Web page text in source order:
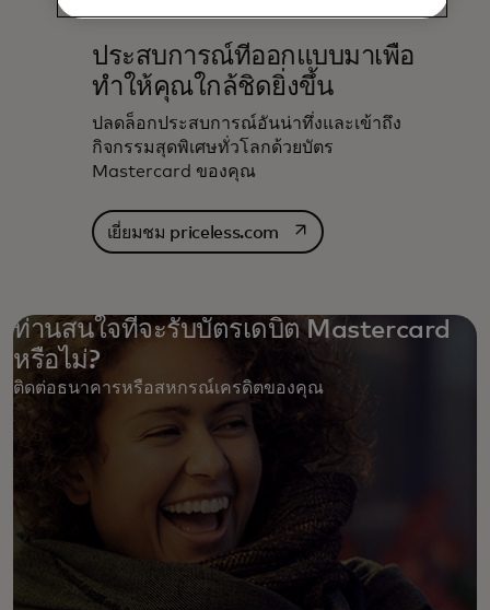
ประสบการณ์ที่ออกแบบมาเพื่อ
ทำให้คุณใกล้ชิดยิ่งขึ้น
ปลดล็อกประสบการณ์อันน่าทึ่งและเข้าถึง
กิจกรรมสุดพิเศษทั่วโลกด้วยบัตร
Mastercard ของคุณ
เยี่ยมชม priceless.com opens in a new tab
ท่านสนใจที่จะรับบัตรเดบิต Mastercard
หรือไม่?
ติดต่อธนาคารหรือสหกรณ์เครดิตของคุณ ‎